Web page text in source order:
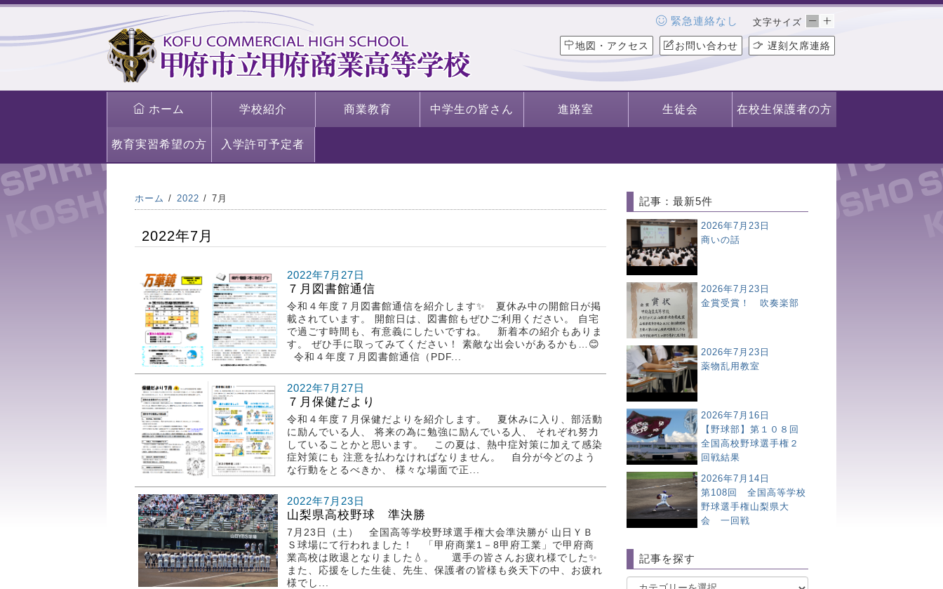
文字サイズ
地図・アクセス お問い合わせ 遅刻欠席連絡
緊急連絡なし
ホーム 学校紹介 商業教育 中学生の皆さん 進路室 生徒会 在校生保護者の方
教育実習希望の方 入学許可予定者
ホーム 2022 7月
2022年7月
2022年7月27日
７月図書館通信
令和４年度７月図書館通信を紹介します✨ 夏休み中の開館日が掲
載されています。 開館日は、図書館もぜひご利用ください。 自宅
で過ごす時間も、有意義にしたいですね。 新着本の紹介もありま
す。 ぜひ手に取ってみてください！ 素敵な出会いがあるかも…😊
令和４年度７月図書館通信（PDF...
2022年7月27日
７月保健だより
令和４年度７月保健だよりを紹介します。 夏休みに入り、部活動
に励んでいる人、 将来の為に勉強に励んでいる人、 それぞれ努力
していることかと思います。 この夏は、熱中症対策に加えて感染
症対策にも 注意を払わなければなりません。 自分が今どのよう
な行動をとるべきか、 様々な場面で正...
2022年7月23日
山梨県高校野球 準決勝
7月23日（土） 全国高等学校野球選手権大会準決勝が 山日ＹＢ
Ｓ球場にて行われました！ 「甲府商業1－8甲府工業」で甲府商
業高校は敗退となりました💧。 選手の皆さんお疲れ様でした✨
また、応援をした生徒、先生、保護者の皆様も炎天下の中、お疲れ
様でし...
記事：最新5件
2026年7月23日
商いの話
2026年7月23日
金賞受賞！ 吹奏楽部
2026年7月23日
薬物乱用教室
2026年7月16日
【野球部】第１０８回
全国高校野球選手権２
回戦結果
2026年7月14日
第108回 全国高等学校
野球選手権山梨県大
会 一回戦
記事を探す